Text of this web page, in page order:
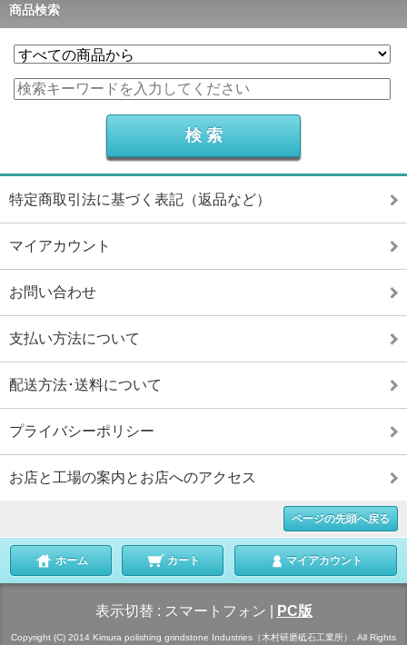
商品検索
特定商取引法に基づく表記（返品など）
マイアカウント
お問い合わせ
支払い方法について
配送方法･送料について
プライバシーポリシー
お店と工場の案内とお店へのアクセス
ページの先頭へ戻る
ホーム カート マイアカウント
表示切替 : スマートフォン PC版
Copyright (C) 2014 Kimura polishing grindstone Industries（木村研磨砥石工業所）. All Rights